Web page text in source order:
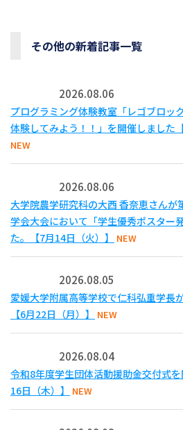
その他の新着記事一覧
2026.08.06
プログラミング体験教室「レゴブロッ
体験してみよう！！」を開催しました
NEW
2026.08.06
大学院農学研究科の大西 香奈恵さんが
学会大会において「学生優秀ポスター
た。【7月14日（火）】
NEW
2026.08.05
愛媛大学附属高等学校で仁科弘重学長
【6月22日（月）】
NEW
2026.08.04
令和8年度学生団体活動援助金交付式
16日（木）】
NEW